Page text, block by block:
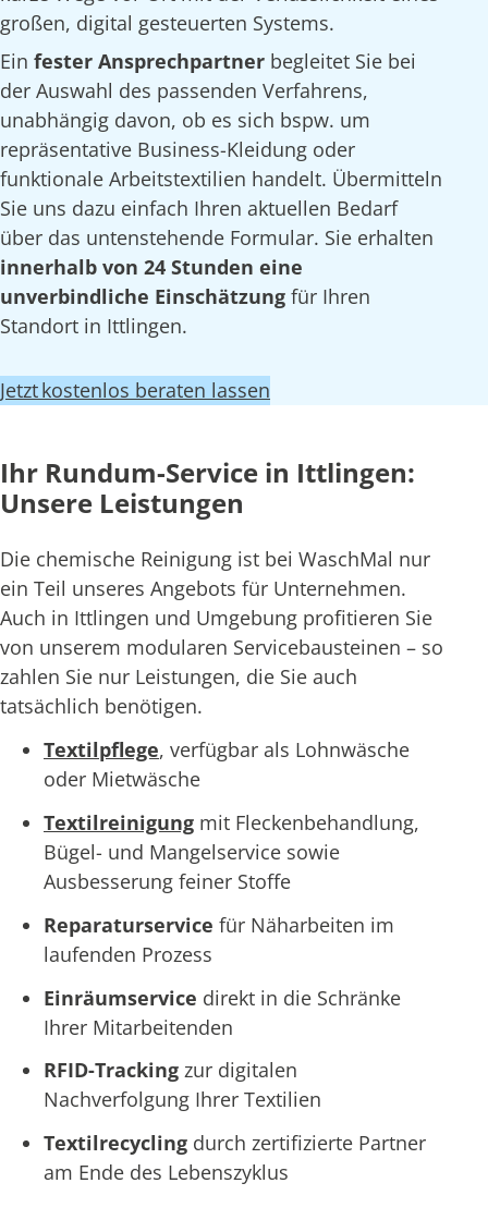
großen, digital gesteuerten Systems.
Ein fester Ansprechpartner begleitet Sie bei
der Auswahl des passenden Verfahrens,
unabhängig davon, ob es sich bspw. um
repräsentative Business-Kleidung oder
funktionale Arbeitstextilien handelt. Übermitteln
Sie uns dazu einfach Ihren aktuellen Bedarf
über das untenstehende Formular. Sie erhalten
innerhalb von 24 Stunden eine
unverbindliche Einschätzung für Ihren
Standort in Ittlingen.
Jetzt kostenlos beraten lassen
Ihr Rundum-Service in Ittlingen:
Unsere Leistungen
Die chemische Reinigung ist bei WaschMal nur
ein Teil unseres Angebots für Unternehmen.
Auch in Ittlingen und Umgebung profitieren Sie
von unserem modularen Servicebausteinen – so
zahlen Sie nur Leistungen, die Sie auch
tatsächlich benötigen.
Textilpflege, verfügbar als Lohnwäsche
oder Mietwäsche
Textilreinigung mit Fleckenbehandlung,
Bügel- und Mangelservice sowie
Ausbesserung feiner Stoffe
Reparaturservice für Näharbeiten im
laufenden Prozess
Einräumservice direkt in die Schränke
Ihrer Mitarbeitenden
RFID-Tracking zur digitalen
Nachverfolgung Ihrer Textilien
Textilrecycling durch zertifizierte Partner
am Ende des Lebenszyklus